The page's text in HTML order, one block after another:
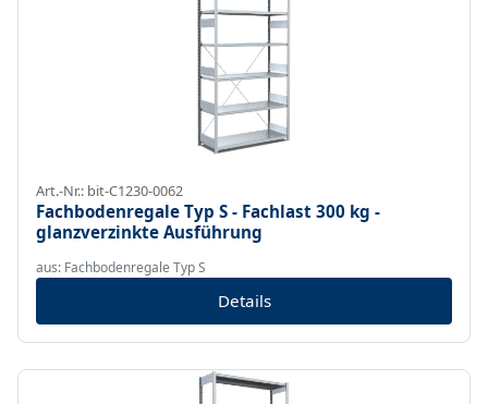
Art.-Nr.: bit-C1230-0062
Fachbodenregale Typ S - Fachlast 300 kg -
glanzverzinkte Ausführung
aus: Fachbodenregale Typ S
Details